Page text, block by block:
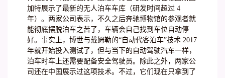
加特展示了最新的无人泊车车库（研发时间超过 4
年）。两家公司表示，不久之后奔驰博物馆的参观者就
能彻底摆脱泊车之苦了，车辆会自己找到车位自动停
好。事实上，博世与戴姆勒的“自动代客泊车”技术 2017
年就开始投入测试了，但与当下的自动驾驶汽车一样，
泊车时车上还需要配备安全驾驶员。除此之外，两家公
司还在中国展示过这项技术。不过，它们现在只拿到了